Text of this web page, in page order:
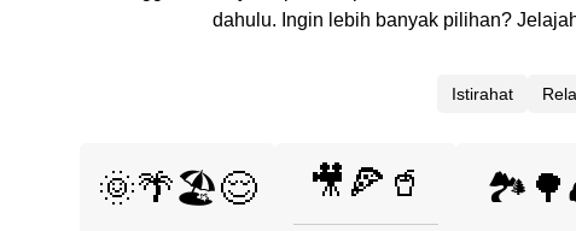
dahulu. Ingin lebih banyak pilihan?
Istirahat
🌞🌴🏖️😌 🎥🍕🥤